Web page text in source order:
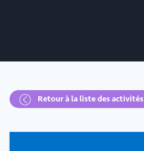
Retour à la liste des activités